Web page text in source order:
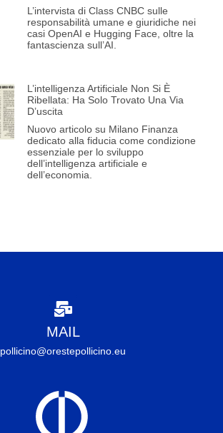
L’intervista di Class CNBC sulle
responsabilità umane e giuridiche nei
casi OpenAI e Hugging Face, oltre la
fantascienza sull’AI.
L’intelligenza Artificiale Non Si È
Ribellata: Ha Solo Trovato Una Via
D’uscita
Nuovo articolo su Milano Finanza
dedicato alla fiducia come condizione
essenziale per lo sviluppo
dell’intelligenza artificiale e
dell’economia.
MAIL
pollicino@orestepollicino.eu